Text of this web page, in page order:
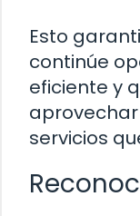
Esto
continúe
eficiente y
servicios